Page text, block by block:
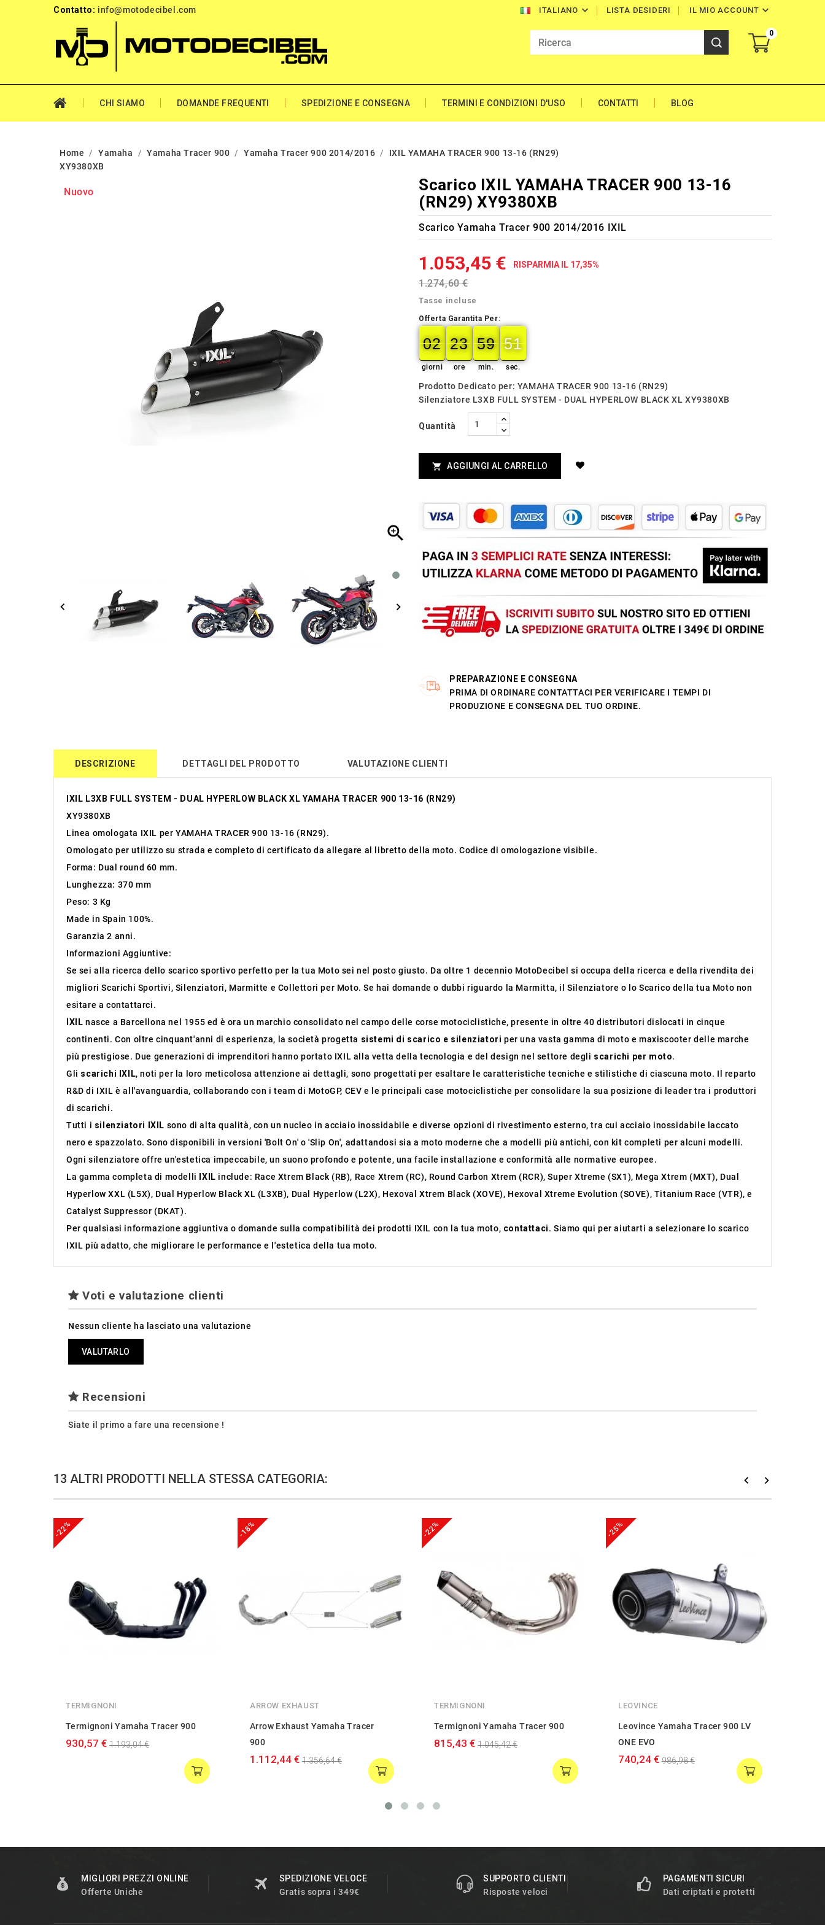
Contatto: info@motodecibel.com ITALIANO  IL MIO ACCOUNT 
LISTA DESIDERI
0
CHI SIAMO DOMANDE FREQUENTI SPEDIZIONE E CONSEGNA TERMINI E CONDIZIONI D'USO CONTATTI BLOG
Home Yamaha Yamaha Tracer 900 Yamaha Tracer 900 2014/2016
IXIL YAMAHA TRACER 900 13-16 (RN29)
XY9380XB
Nuovo

Scarico IXIL YAMAHA TRACER 900 13-16
(RN29) XY9380XB
Scarico Yamaha Tracer 900 2014/2016 IXIL
1.053,45 € RISPARMIA IL 17,35%
1.274,60 €
Tasse incluse
Offerta Garantita Per:
02
02
00
giorni
23
23
00
ore
59
59
00
min.
49
49
50
sec.
Prodotto Dedicato per: YAMAHA TRACER 900 13-16 (RN29)
Silenziatore L3XB FULL SYSTEM - DUAL HYPERLOW BLACK XL XY9380XB
Quantità
 AGGIUNGI AL CARRELLO
PREPARAZIONE E CONSEGNA
PRIMA DI ORDINARE CONTATTACI PER VERIFICARE I TEMPI DI
PRODUZIONE E CONSEGNA DEL TUO ORDINE.
DESCRIZIONE DETTAGLI DEL PRODOTTO VALUTAZIONE CLIENTI
IXIL L3XB FULL SYSTEM - DUAL HYPERLOW BLACK XL YAMAHA TRACER 900 13-16 (RN29)
XY9380XB
Linea omologata IXIL per YAMAHA TRACER 900 13-16 (RN29).
Omologato per utilizzo su strada e completo di certificato da allegare al libretto della moto. Codice di omologazione visibile.
Forma: Dual round 60 mm.
Lunghezza: 370 mm
Peso: 3 Kg
Made in Spain 100%.
Garanzia 2 anni.
Informazioni Aggiuntive:
Se sei alla ricerca dello scarico sportivo perfetto per la tua Moto sei nel posto giusto. Da oltre 1 decennio MotoDecibel si occupa della ricerca e della rivendita dei
migliori Scarichi Sportivi, Silenziatori, Marmitte e Collettori per Moto. Se hai domande o dubbi riguardo la Marmitta, il Silenziatore o lo Scarico della tua Moto non
esitare a contattarci.
IXIL nasce a Barcellona nel 1955 ed è ora un marchio consolidato nel campo delle corse motociclistiche, presente in oltre 40 distributori dislocati in cinque
continenti. Con oltre cinquant'anni di esperienza, la società progetta sistemi di scarico e silenziatori per una vasta gamma di moto e maxiscooter delle marche
più prestigiose. Due generazioni di imprenditori hanno portato IXIL alla vetta della tecnologia e del design nel settore degli scarichi per moto.
Gli scarichi IXIL, noti per la loro meticolosa attenzione ai dettagli, sono progettati per esaltare le caratteristiche tecniche e stilistiche di ciascuna moto. Il reparto
R&D di IXIL è all'avanguardia, collaborando con i team di MotoGP, CEV e le principali case motociclistiche per consolidare la sua posizione di leader tra i produttori
di scarichi.
Tutti i silenziatori IXIL sono di alta qualità, con un nucleo in acciaio inossidabile e diverse opzioni di rivestimento esterno, tra cui acciaio inossidabile laccato
nero e spazzolato. Sono disponibili in versioni 'Bolt On' o 'Slip On', adattandosi sia a moto moderne che a modelli più antichi, con kit completi per alcuni modelli.
Ogni silenziatore offre un'estetica impeccabile, un suono profondo e potente, una facile installazione e conformità alle normative europee.
La gamma completa di modelli
IXIL include: Race Xtrem Black (RB), Race Xtrem (RC), Round Carbon Xtrem (RCR), Super Xtreme (SX1), Mega Xtrem (MXT), Dual
Hyperlow XXL (L5X), Dual Hyperlow Black XL (L3XB), Dual Hyperlow (L2X), Hexoval Xtrem Black (XOVE), Hexoval Xtreme Evolution (SOVE), Titanium Race (VTR), e
Catalyst Suppressor (DKAT).
Per qualsiasi informazione aggiuntiva o domande sulla compatibilità dei prodotti IXIL con la tua moto, contattaci. Siamo qui per aiutarti a selezionare lo scarico
IXIL più adatto, che migliorare le performance e l'estetica della tua moto.
Voti e valutazione clienti
Nessun cliente ha lasciato una valutazione
VALUTARLO
Recensioni
Siate il primo a fare una recensione !
13 ALTRI PRODOTTI NELLA STESSA CATEGORIA:
-22%
TERMIGNONI
Termignoni Yamaha Tracer 900
930,57 € 1.193,04 €
-18%
ARROW EXHAUST
Arrow Exhaust Yamaha Tracer
900
1.112,44 € 1.356,64 €
-22%
TERMIGNONI
Termignoni Yamaha Tracer 900
815,43 € 1.045,42 €
-25%
LEOVINCE
Leovince Yamaha Tracer 900 LV
ONE EVO
740,24 € 986,98 €
MIGLIORI PREZZI ONLINE
Offerte Uniche
SPEDIZIONE VELOCE
Gratis sopra i 349€
SUPPORTO CLIENTI
Risposte veloci
PAGAMENTI SICURI
Dati criptati e protetti